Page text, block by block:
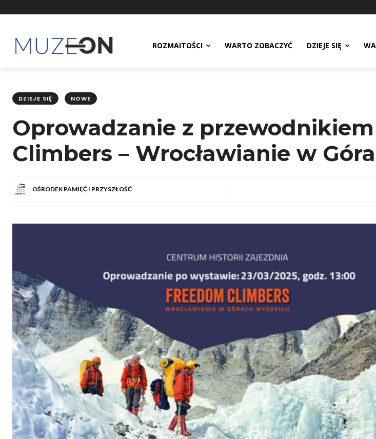
ROZMAITOŚCI WARTO ZOBACZYĆ DZIEJE SIĘ
DZIEJE SIĘ NOWE
Oprowadzanie z
Climbers – Wrocławianie w
OŚRODEK PAMIĘĆ I PRZYSZŁOŚĆ